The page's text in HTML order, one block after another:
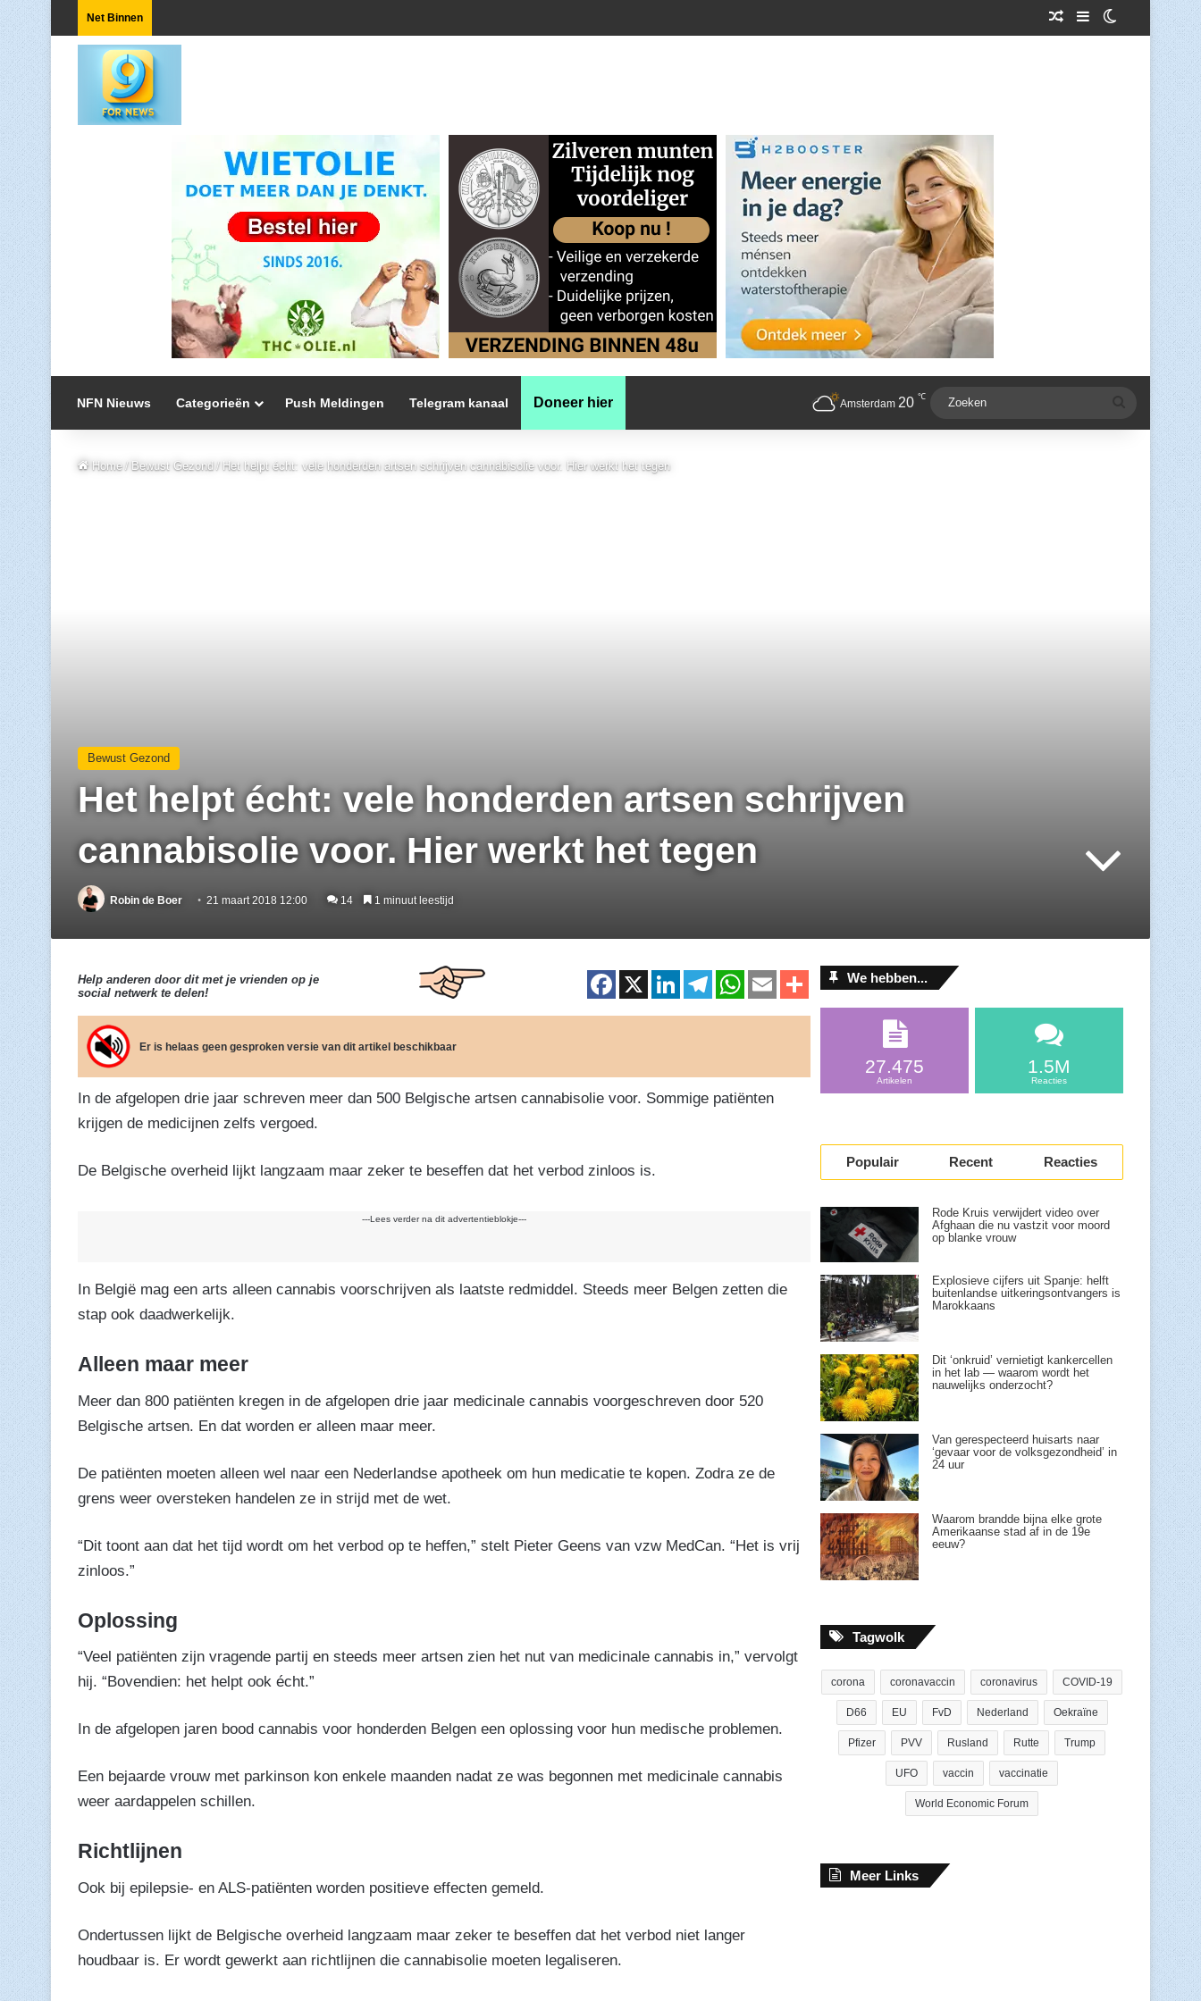
Net Binnen Willekeurig Artikel
SidebarSwitch skin
NFN Nieuws Categorieën Push Meldingen Telegram kanaal Doneer hier Amsterdam 20 ℃ Zoeken
Home / Bewust Gezond / Het helpt écht: vele honderden artsen schrijven cannabisolie voor. Hier werkt het tegen
Bewust Gezond
Het helpt écht: vele honderden artsen schrijven
cannabisolie voor. Hier werkt het tegen
Robin de Boer 21 maart 2018 12:00 14 1 minuut leestijd
Help anderen door dit met je vrienden op je
social netwerk te delen!
F
a
e
b
k
X
Li
n
e
dI
T
el
gr
a
W
h
s
A
E
m
D
el
n
Er is helaas geen gesproken versie van dit artikel beschikbaar
In de afgelopen drie jaar schreven meer dan 500 Belgische artsen cannabisolie voor. Sommige patiënten
krijgen de medicijnen zelfs vergoed.
De Belgische overheid lijkt langzaam maar zeker te beseffen dat het verbod zinloos is.
---Lees verder na dit advertentieblokje---
In België mag een arts alleen cannabis voorschrijven als laatste redmiddel. Steeds meer Belgen zetten die
stap ook daadwerkelijk.
Alleen maar meer
Meer dan 800 patiënten kregen in de afgelopen drie jaar medicinale cannabis voorgeschreven door 520
Belgische artsen. En dat worden er alleen maar meer.
De patiënten moeten alleen wel naar een Nederlandse apotheek om hun medicatie te kopen. Zodra ze de
grens weer oversteken handelen ze in strijd met de wet.
“Dit toont aan dat het tijd wordt om het verbod op te heffen,” stelt Pieter Geens van vzw MedCan. “Het is vrij
zinloos.”
Oplossing
“Veel patiënten zijn vragende partij en steeds meer artsen zien het nut van medicinale cannabis in,” vervolgt
hij. “Bovendien: het helpt ook écht.”
In de afgelopen jaren bood cannabis voor honderden Belgen een oplossing voor hun medische problemen.
Een bejaarde vrouw met parkinson kon enkele maanden nadat ze was begonnen met medicinale cannabis
weer aardappelen schillen.
Richtlijnen
Ook bij epilepsie- en ALS-patiënten worden positieve effecten gemeld.
Ondertussen lijkt de Belgische overheid langzaam maar zeker te beseffen dat het verbod niet langer
houdbaar is. Er wordt gewerkt aan richtlijnen die cannabisolie moeten legaliseren.
We hebben...
27.475
Artikelen
1.5M
Reacties
Populair Recent Reacties
Rode Kruis verwijdert video over
Afghaan die nu vastzit voor moord
op blanke vrouw
Explosieve cijfers uit Spanje: helft
buitenlandse uitkeringsontvangers is
Marokkaans
Dit ‘onkruid’ vernietigt kankercellen
in het lab — waarom wordt het
nauwelijks onderzocht?
Van gerespecteerd huisarts naar
‘gevaar voor de volksgezondheid’ in
24 uur
Waarom brandde bijna elke grote
Amerikaanse stad af in de 19e
eeuw?
Tagwolk
corona coronavaccin coronavirus COVID-19
D66 EU FvD Nederland Oekraïne
Pfizer PVV Rusland Rutte Trump
UFO vaccin vaccinatie
World Economic Forum
Meer Links